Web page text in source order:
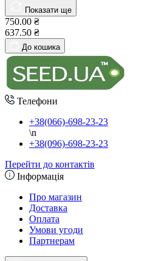
Показати ще
750.00 ₴
637.50 ₴
До кошика
Телефони
+38(066)-698-23-23
\n
+38(096)-698-23-23
Перейти до контактів
Інформація
Про магазин
Доставка
Оплата
Умови угоди
Партнерам